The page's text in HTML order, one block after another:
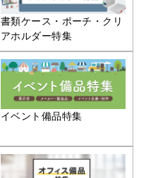
書類ケース・ポーチ・クリ
アホルダー特集
イベント備品特集